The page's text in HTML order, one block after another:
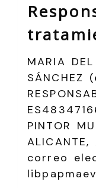
MARIA
SÁNCHEZ
PINTOR
ALICANTE,
correo